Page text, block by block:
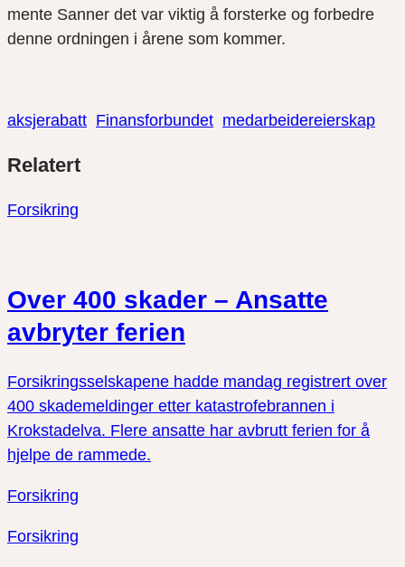
mente Sanner det var viktig å forsterke og forbedre
denne ordningen i årene som kommer.
aksjerabatt Finansforbundet medarbeidereierskap
link
på
på
Relatert
Forsikring
Over 400 skader – Ansatte
avbryter ferien
Forsikringsselskapene hadde mandag registrert over
400 skademeldinger etter katastrofebrannen i
Krokstadelva. Flere ansatte har avbrutt ferien for å
hjelpe de rammede.
Forsikring
Forsikring